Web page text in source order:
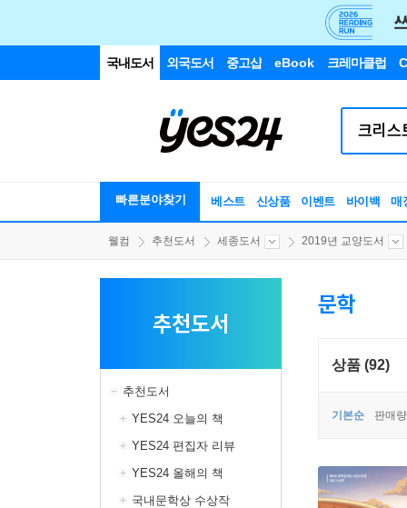
국내도서 외국도서 중고샵 eBook 크레마클럽
빠른분야찾기 베스트 신상품 이벤트 바이백 매
웰컴 추천도서 세종도서 2019년 교양도서
추천도서
추천도서
YES24 오늘의 책
YES24 편집자 리뷰
YES24 올해의 책
국내문학상 수상작
문학
상품 (92)
기본순 판매